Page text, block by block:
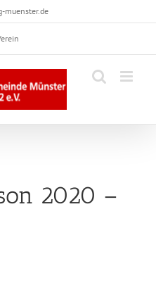
2020 –